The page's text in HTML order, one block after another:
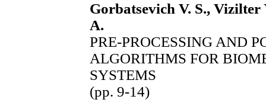
Gorbatsevich V. S., Vizilter
A.
PRE-PROCESSING AND
ALGORITHMS FOR
SYSTEMS
(pp. 9-14)